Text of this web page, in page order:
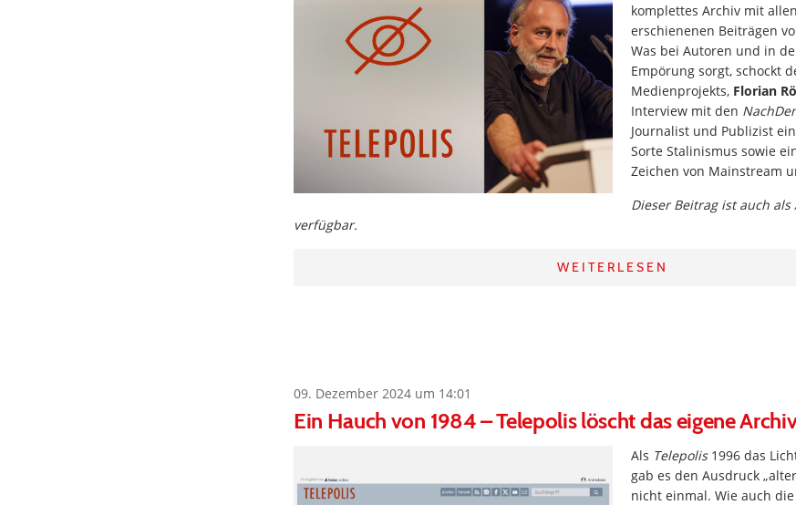
komplettes Archiv mit
erschienenen Beiträgen
Was bei Autoren und in
Empörung sorgt, schockt
Medienprojekts, Florian
Interview mit den
Journalist und Publizist
Sorte Stalinismus sowie
Zeichen von Mainstream
Dieser Beitrag ist auch als
verfügbar.
WEITERLESEN
09. Dezember 2024 um 14:01
Ein Hauch von 1984 – Telepolis löscht das eigene
Als Telepolis1996 das
gab es den Ausdruck
nicht einmal. Wie auch